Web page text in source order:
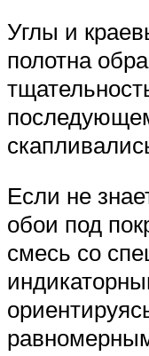
Углы и
полотна
Если не
обои под
смесь со